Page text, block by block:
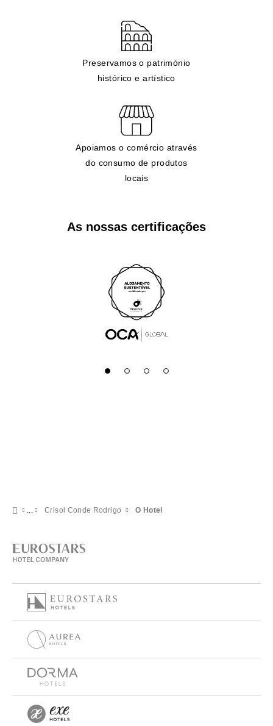
Preservamos o património
histórico e artístico
Apoiamos o comércio através
do consumo de produtos
locais
As nossas certificações
Crisol Conde Rodrigo O Hotel